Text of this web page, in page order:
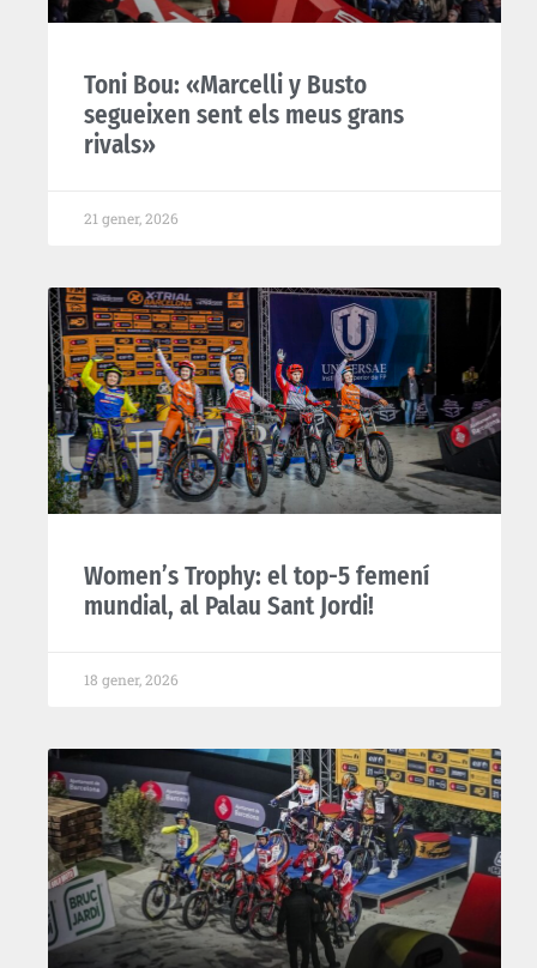
Toni Bou: «Marcelli y Busto
segueixen sent els meus grans
rivals»
21 gener, 2026
Women’s Trophy: el top-5 femení
mundial, al Palau Sant Jordi!
18 gener, 2026